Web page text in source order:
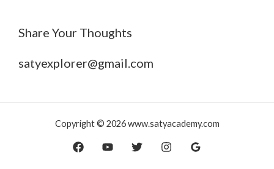
Share Your Thoughts
satyexplorer@gmail.com
Copyright © 2026 www.satyacademy.com